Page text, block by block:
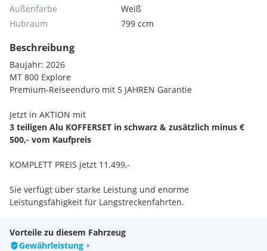
Außenfarbe
Weiß
Hubraum
799 ccm
Beschreibung
Baujahr: 2026
MT 800 Explore
Premium-Reiseenduro mit 5 JAHREN Garantie
Jetzt in AKTION mit
3 teiligen Alu KOFFERSET in schwarz & zusätzlich minus €
500,- vom Kaufpreis
KOMPLETT PREIS jetzt 11.499,-
Sie verfügt über starke Leistung und enorme
Leistungsfähigkeit für Langstreckenfahrten.
Sicherheit und verbesserte Hardware wie das 8-Zoll-MMI-
Display, das RDS-Heckradar sowie die Michelin-Reifen
Vorteile zu diesem Fahrzeug
Gewährleistung